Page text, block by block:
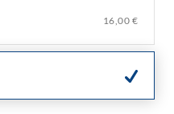
16,00 €